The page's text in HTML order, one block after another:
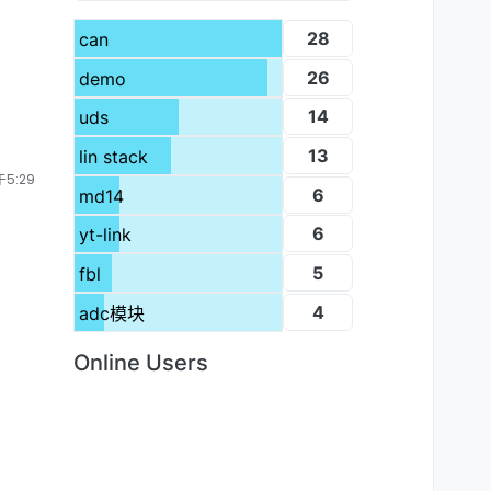
5:29
can
28
demo
26
uds
14
lin stack
13
md14
6
yt-link
6
fbl
5
adc模块
4
Online Users